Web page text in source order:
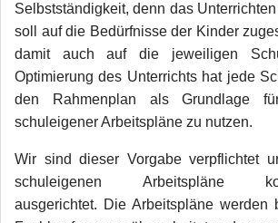
Selbstständigkeit, denn das
soll auf die Bedürfnisse der Kinder
damit auch auf die jeweiligen
Optimierung des Unterrichts hat jede
den Rahmenplan als Grundlage
schuleigener Arbeitspläne zu nutzen.
Wir sind dieser Vorgabe verpflichtet
schuleigenen Arbeitspläne
ausgerichtet. Die Arbeitspläne werden